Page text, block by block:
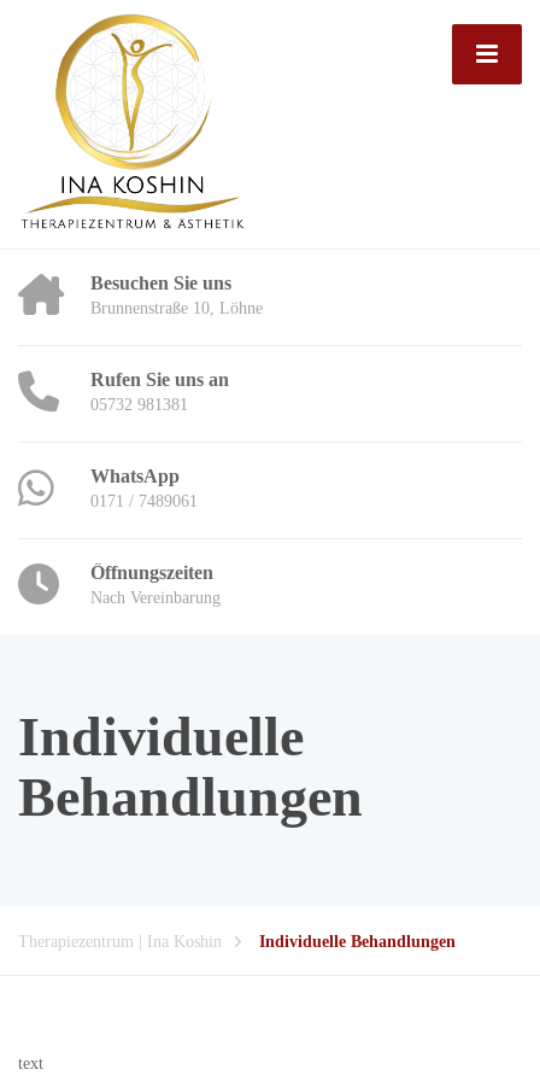
Besuchen Sie uns
Brunnenstraße 10, Löhne
Rufen Sie uns an
05732 981381
WhatsApp
0171 / 7489061
Öffnungszeiten
Nach Vereinbarung
Individuelle
Behandlungen
Therapiezentrum | Ina Koshin Individuelle Behandlungen
text